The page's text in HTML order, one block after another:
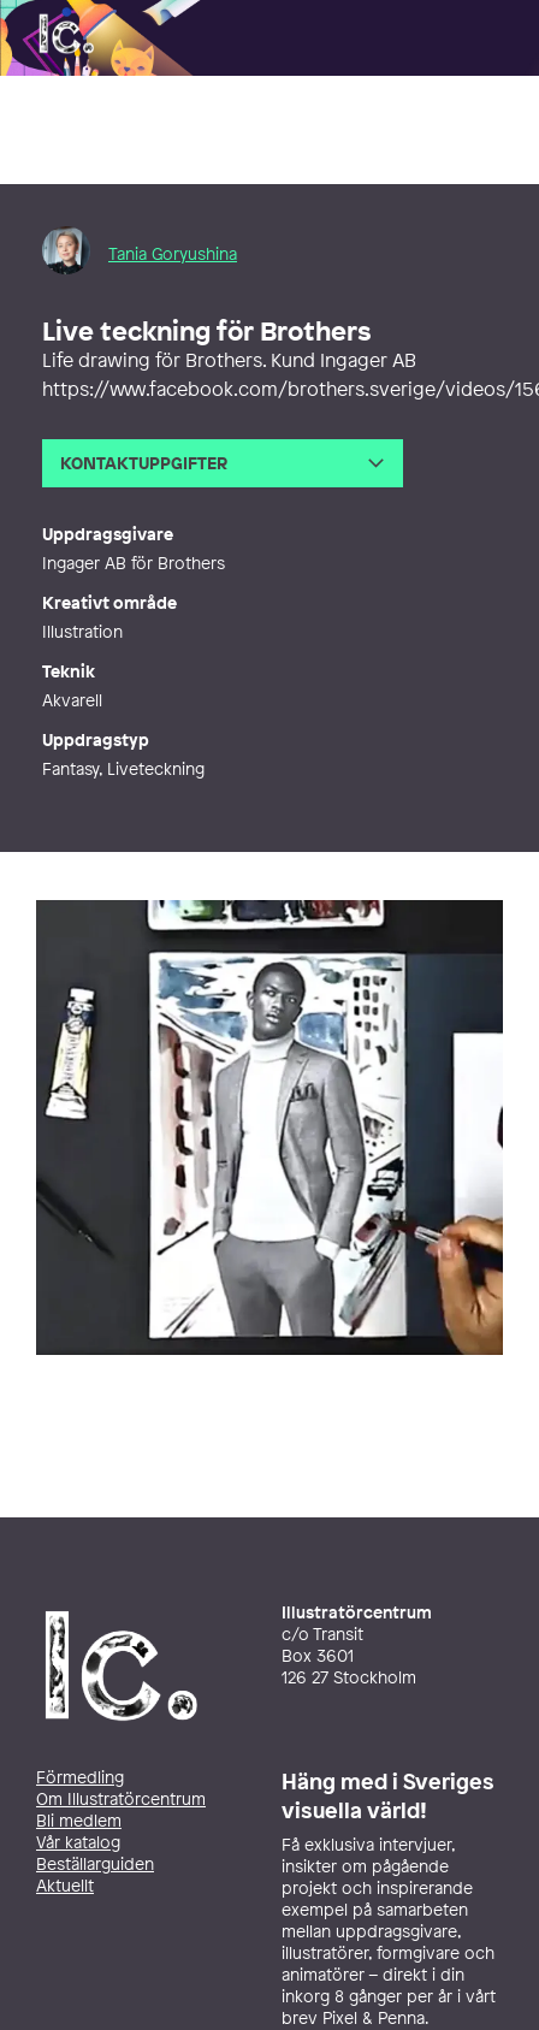
Illustratörcentrum
Tania Goryushina
Live teckning för Brothers
Life drawing för Brothers. Kund Ingager AB
https://www.facebook.com/brothers.sverige/videos/
KONTAKTUPPGIFTER
Uppdragsgivare
Ingager AB för Brothers
Kreativt område
Illustration
Teknik
Akvarell
Uppdragstyp
Fantasy, Liveteckning
Illustratörcentrum
c/o Transit
Box 3601
126 27 Stockholm
Förmedling
Om Illustratörcentrum
Bli medlem
Vår katalog
Beställarguiden
Aktuellt
Häng med i Sveriges
visuella värld!
Få exklusiva intervjuer,
insikter om pågående
projekt och inspirerande
exempel på samarbeten
mellan uppdragsgivare,
illustratörer, formgivare och
animatörer – direkt i din
inkorg 8 gånger per år i vårt
brev Pixel & Penna.